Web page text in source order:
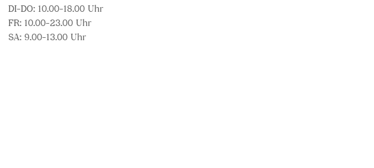
DI-DO: 10.00-18.00 Uhr
FR: 10.00-23.00 Uhr
SA: 9.00-13.00 Uhr